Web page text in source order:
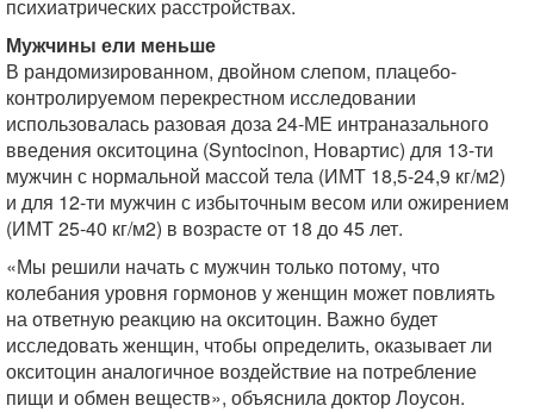
психиатрических расстройствах.
Мужчины ели меньше
В рандомизированном, двойном слепом, плацебо-
контролируемом перекрестном исследовании
использовалась разовая доза 24-МЕ интраназального
введения окситоцина (Syntocinon, Новартис) для 13-ти
мужчин с нормальной массой тела (ИМТ 18,5-24,9 кг/м2)
и для 12-ти мужчин с избыточным весом или ожирением
(ИМТ 25-40 кг/м2) в возрасте от 18 до 45 лет.
«Мы решили начать с мужчин только потому, что
колебания уровня гормонов у женщин может повлиять
на ответную реакцию на окситоцин. Важно будет
исследовать женщин, чтобы определить, оказывает ли
окситоцин аналогичное воздействие на потребление
пищи и обмен веществ», объяснила доктор Лоусон.